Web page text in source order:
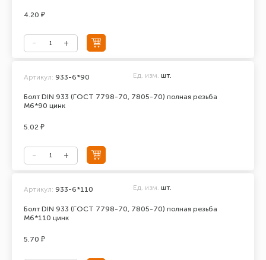
4.20 ₽
Болт DIN 933 (ГОСТ 7798-70, 7805-70) полная резьба
М6*90 цинк
Артикул: 933-6*90 Ед. изм. шт.
5.02 ₽
Болт DIN 933 (ГОСТ 7798-70, 7805-70) полная резьба
М6*110 цинк
Артикул: 933-6*110 Ед. изм. шт.
5.70 ₽